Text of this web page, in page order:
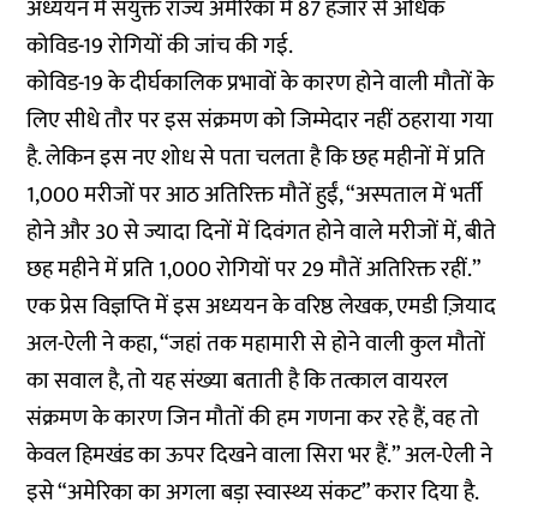
अध्ययन में संयुक्त राज्य अमेरिका में 87 हजार से अधिक
कोविड-19 रोगियों की जांच की गई.
कोविड-19 के दीर्घकालिक प्रभावों के कारण होने वाली मौतों के
लिए सीधे तौर पर इस संक्रमण को जिम्मेदार नहीं ठहराया गया
है. लेकिन इस नए शोध से पता चलता है कि छह महीनों में प्रति
1,000 मरीजों पर आठ अतिरिक्त मौतें हुईं, “अस्पताल में भर्ती
होने और 30 से ज्यादा दिनों में दिवंगत होने वाले मरीजों में, बीते
छह महीने में प्रति 1,000 रोगियों पर 29 मौतें अतिरिक्त रहीं.”
एक प्रेस विज्ञप्ति में इस अध्ययन के वरिष्ठ लेखक, एमडी ज़ियाद
अल-ऐली ने कहा, “जहां तक महामारी से होने वाली कुल मौतों
का सवाल है, तो यह संख्या बताती है कि तत्काल वायरल
संक्रमण के कारण जिन मौतों की हम गणना कर रहे हैं, वह तो
केवल हिमखंड का ऊपर दिखने वाला सिरा भर हैं.” अल-ऐली ने
इसे “अमेरिका का अगला बड़ा स्वास्थ्य संकट” करार दिया है.